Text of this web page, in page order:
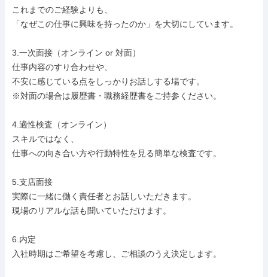
これまでのご経験よりも、
「なぜこの仕事に興味を持ったのか」を大切にしています。
3.一次面接（オンライン or 対面）
仕事内容のすり合わせや、
不安に感じている点をしっかりお話しする場です。
※対面の場合は履歴書・職務経歴書をご持参ください。
4.適性検査（オンライン）
スキルではなく、
仕事への向き合い方や行動特性を見る簡単な検査です。
5.支店面接
実際に一緒に働く責任者とお話しいただきます。
現場のリアルな話も聞いていただけます。
6.内定
入社時期はご希望を考慮し、ご相談のうえ決定します。